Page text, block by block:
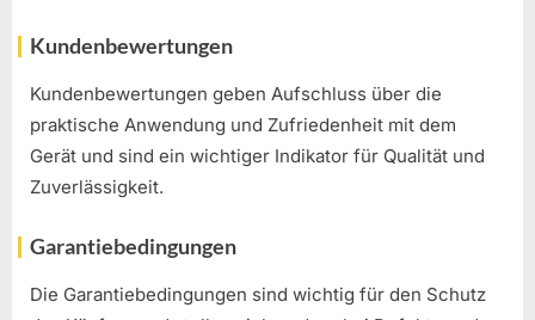
Kundenbewertungen
Kundenbewertungen geben Aufschluss über die
praktische Anwendung und Zufriedenheit mit dem
Gerät und sind ein wichtiger Indikator für Qualität und
Zuverlässigkeit.
Garantiebedingungen
Die Garantiebedingungen sind wichtig für den Schutz